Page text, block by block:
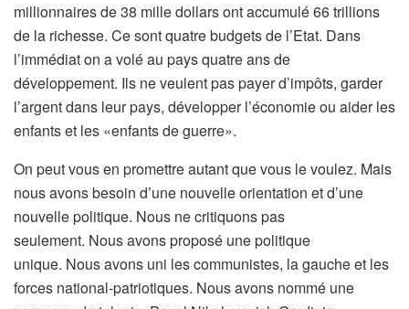
millionnaires de 38 mille dollars ont accumulé 66 trillions
de la richesse. Ce sont quatre budgets de l’Etat. Dans
l’immédiat on a volé au pays quatre ans de
développement. Ils ne veulent pas payer d’impôts, garder
l’argent dans leur pays, développer l’économie ou aider les
enfants et les «enfants de guerre».
On peut vous en promettre autant que vous le voulez. Mais
nous avons besoin d’une nouvelle orientation et d’une
nouvelle politique. Nous ne critiquons pas
seulement. Nous avons proposé une politique
unique. Nous avons uni les communistes, la gauche et les
forces national-patriotiques. Nous avons nommé une